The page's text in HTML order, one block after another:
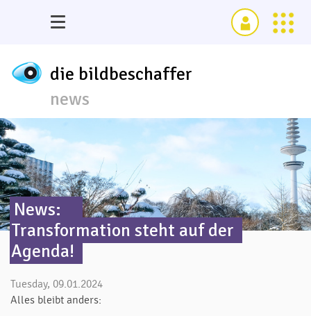
die bildbeschaffer
news
News:
Transformation steht auf der
Agenda!
Tuesday, 09.01.2024
Alles bleibt anders: